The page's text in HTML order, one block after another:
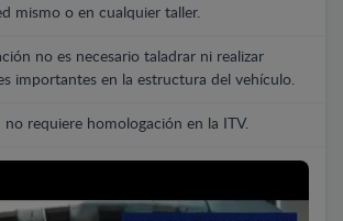
mismo o en cualquier taller.
no es necesario taladrar ni realizar
importantes en la estructura del vehículo.
no requiere homologación en la ITV.